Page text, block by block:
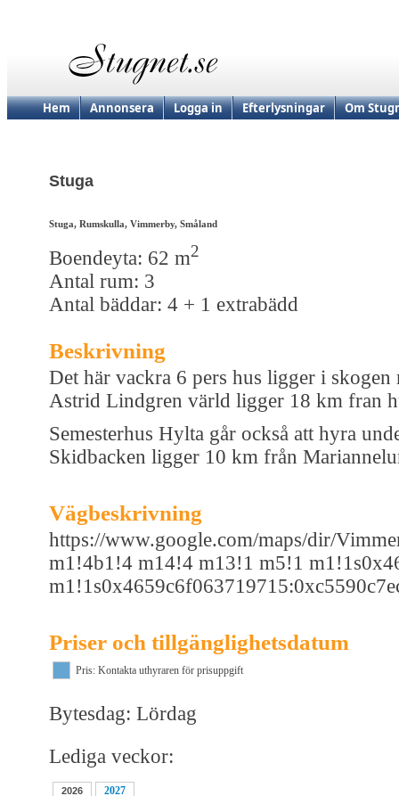
Hem Annonsera Logga in Efterlysningar Om
Stuga
Stuga, Rumskulla, Vimmerby, Småland
Boendeyta: 62 m2
Antal rum: 3
Antal bäddar: 4 + 1 extrabädd
Beskrivning
Det här vackra 6 pers hus ligger i
Astrid Lindgren värld ligger 18 km fran
Semesterhus Hylta går också att hyra
Skidbacken ligger 10 km från
Vägbeskrivning
https://www.google.com/maps/dir/
m1!4b1!4 m14!4 m13!1 m5!1
Priser och tillgänglighetsdatum
Pris: Kontakta uthyraren för prisuppgift
Bytesdag: Lördag
Lediga veckor:
2026
2027